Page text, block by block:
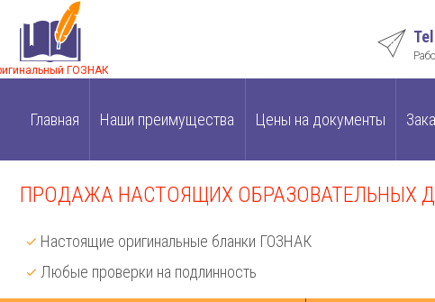
ГОЗНАК
Главная Наши преимущества Цены на документы
ПРОДАЖА НАСТОЯЩИХ ОБРАЗОВАТЕЛЬНЫХ
Настоящие оригинальные бланки ГОЗНАК
Любые проверки на подлинность